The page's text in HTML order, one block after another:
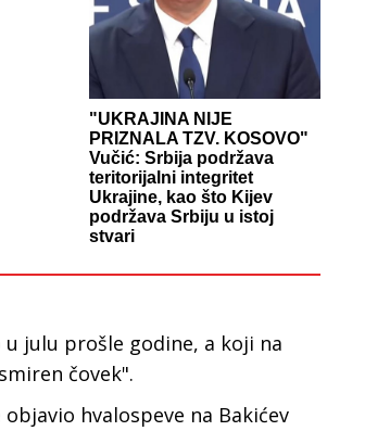
"UKRAJINA NIJE
PRIZNALA TZV. KOSOVO"
Vučić: Srbija podržava
teritorijalni integritet
Ukrajine, kao što Kijev
podržava Srbiju u istoj
stvari
julu prošle godine, a koji na
čovek".
hvalospeve na Bakićev